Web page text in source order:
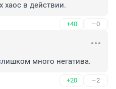
хаос в действии.
+40 –0
много негатива.
+20 –2